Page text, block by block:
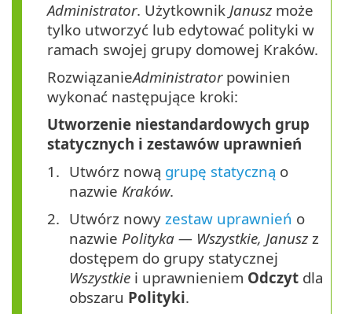
Administrator. Użytkownik Janusz może
tylko utworzyć lub edytować polityki w
ramach swojej grupy domowej Kraków.
RozwiązanieAdministratorpowinien
wykonać następujące kroki:
Utworzenie niestandardowych grup
statycznych i zestawów uprawnień
Utwórz nową grupę statyczną o
nazwie Kraków.
Utwórz nowy zestaw uprawnień o
nazwie Polityka — Wszystkie, Janusz z
dostępem do grupy statycznej
Wszystkie i uprawnieniem Odczyt dla
obszaru Polityki.